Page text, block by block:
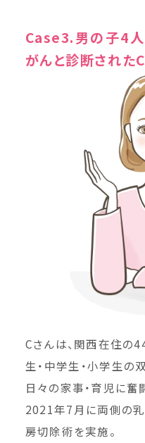
Case3.男の子4
がんと診断された
Cさんは、関西在住の
生・中学生・小学生の
日々の家事・育児に奮
2021年7月に両側の
房切除術を実施。